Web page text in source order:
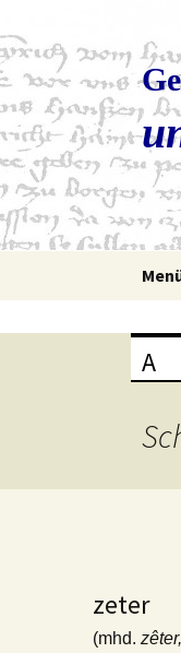
A
zeter
(mhd.